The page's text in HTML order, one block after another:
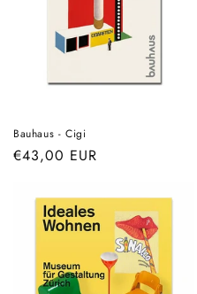
Bauhaus - Cigi
Prix
€43,00 EUR